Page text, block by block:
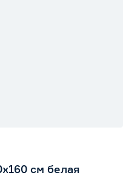
см белая